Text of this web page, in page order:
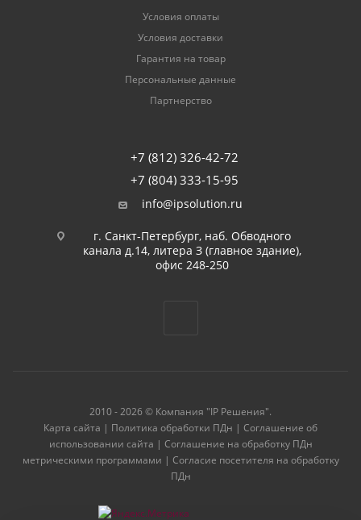
Условия оплаты
Условия доставки
Гарантия на товар
Персональные данные
Партнерство
+7 (812) 326-42-72
+7 (804) 333-15-95
info@ipsolution.ru
г. Санкт-Петербург, наб. Обводного
канала д.14, литера З (главное здание),
офис 248-250
2010 - 2026 © Компания "IP Решения".
Карта сайта | Политика обработки ПДн | Соглашение об
использовании сайта | Соглашение на обработку ПДн
метрическими программами | Согласие посетителя на обработку
ПДн